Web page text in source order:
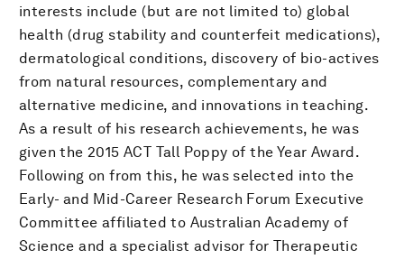
interests include (but are not limited to) global
health (drug stability and counterfeit medications),
dermatological conditions, discovery of bio-actives
from natural resources, complementary and
alternative medicine, and innovations in teaching.
As a result of his research achievements, he was
given the 2015 ACT Tall Poppy of the Year Award.
Following on from this, he was selected into the
Early- and Mid-Career Research Forum Executive
Committee affiliated to Australian Academy of
Science and a specialist advisor for Therapeutic